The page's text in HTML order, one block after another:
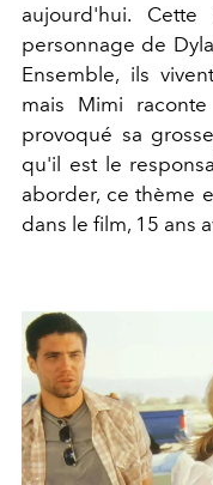
aujourd'hui.
personnage de
Ensemble, ils
mais Mimi
provoqué sa
qu'il est le
aborder, ce thème
dans le film, 15 ans